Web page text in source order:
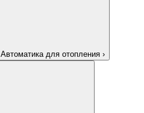
Автоматика для отопления ›